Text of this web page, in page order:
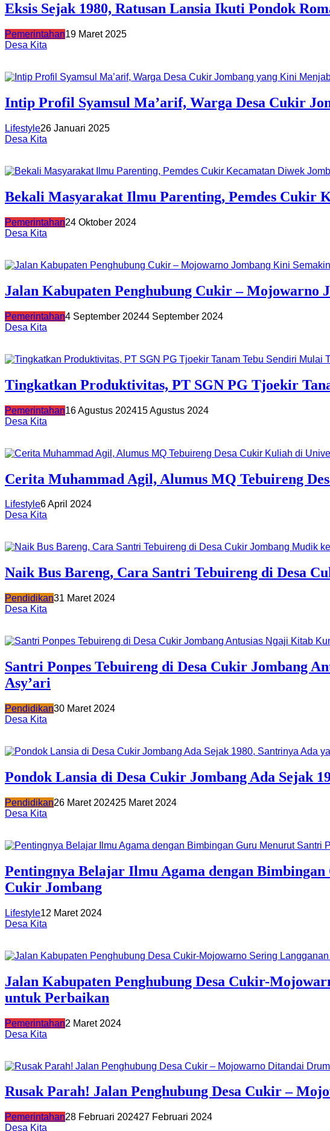
Eksis Sejak 1980, Ratusan Lansia Ikuti Pondok
Pemerintahan19 Maret 2025
Desa Kita
Intip Profil Syamsul Ma’arif, Warga Desa Cukir
Lifestyle26 Januari 2025
Desa Kita
Bekali Masyarakat Ilmu Parenting, Pemdes Cukir
Pemerintahan24 Oktober 2024
Desa Kita
Jalan Kabupaten Penghubung Cukir – Mojowarno
Pemerintahan4 September 20244 September 2024
Desa Kita
Tingkatkan Produktivitas, PT SGN PG Tjoekir
Pemerintahan16 Agustus 202415 Agustus 2024
Desa Kita
Cerita Muhammad Agil, Alumus MQ Tebuireng
Lifestyle6 April 2024
Desa Kita
Naik Bus Bareng, Cara Santri Tebuireng di Desa
Pendidikan31 Maret 2024
Desa Kita
Santri Ponpes Tebuireng di Desa Cukir Jombang
Asy’ari
Pendidikan30 Maret 2024
Desa Kita
Pondok Lansia di Desa Cukir Jombang Ada Sejak
Pendidikan26 Maret 202425 Maret 2024
Desa Kita
Pentingnya Belajar Ilmu Agama dengan
Cukir Jombang
Lifestyle12 Maret 2024
Desa Kita
Jalan Kabupaten Penghubung Desa Cukir-
untuk Perbaikan
Pemerintahan2 Maret 2024
Desa Kita
Rusak Parah! Jalan Penghubung Desa Cukir –
Pemerintahan28 Februari 202427 Februari 2024
Desa Kita